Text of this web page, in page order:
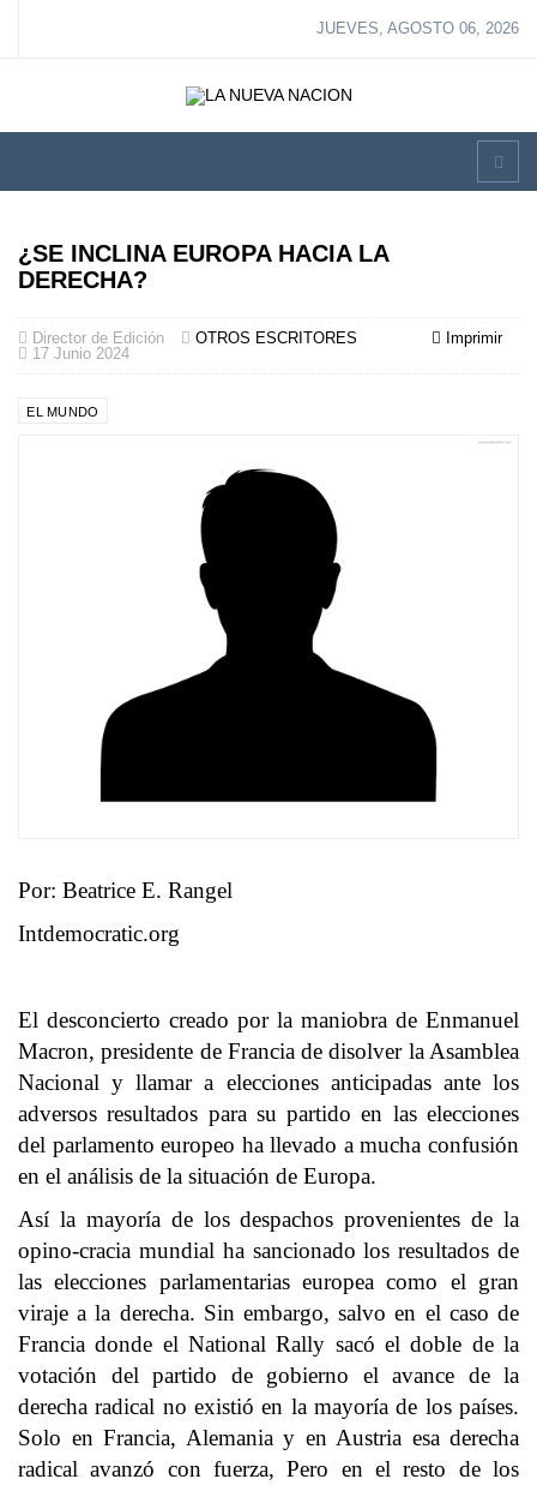
JUEVES, AGOSTO 06, 2026
¿SE INCLINA EUROPA HACIA LA
DERECHA?
Imprimir
Director de Edición
OTROS ESCRITORES
17 Junio 2024
EL MUNDO
Por: Beatrice E. Rangel
Intdemocratic.org
El desconcierto creado por la maniobra de Enmanuel
Macron, presidente de Francia de disolver la Asamblea
Nacional y llamar a elecciones anticipadas ante los
adversos resultados para su partido en las elecciones
del parlamento europeo ha llevado a mucha confusión
en el análisis de la situación de Europa.
Así la mayoría de los despachos provenientes de la
opino-cracia mundial ha sancionado los resultados de
las elecciones parlamentarias europea como el gran
viraje a la derecha. Sin embargo, salvo en el caso de
Francia donde el National Rally sacó el doble de la
votación del partido de gobierno el avance de la
derecha radical no existió en la mayoría de los países.
Solo en Francia, Alemania y en Austria esa derecha
radical avanzó con fuerza, Pero en el resto de los